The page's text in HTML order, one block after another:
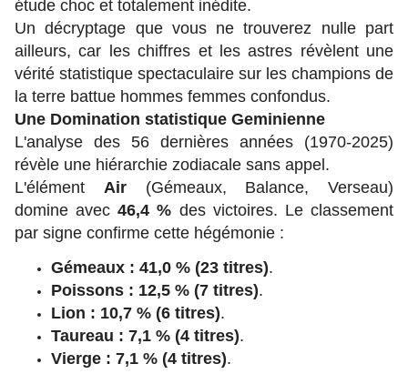
étude choc et totalement inédite.
Un décryptage que vous ne trouverez nulle part
ailleurs, car les chiffres et les astres révèlent une
vérité statistique spectaculaire sur les champions de
la terre battue hommes femmes confondus.
Une Domination statistique Geminienne
L'analyse des 56 dernières années (1970-2025)
révèle une hiérarchie zodiacale sans appel.
L'élément Air(Gémeaux, Balance, Verseau)
domine avec46,4 % des victoires. Le classement
par signe confirme cette hégémonie :
Gémeaux : 41,0 % (23 titres).
Poissons : 12,5 % (7 titres).
Lion : 10,7 % (6 titres).
Taureau : 7,1 % (4 titres).
Vierge : 7,1 % (4 titres).